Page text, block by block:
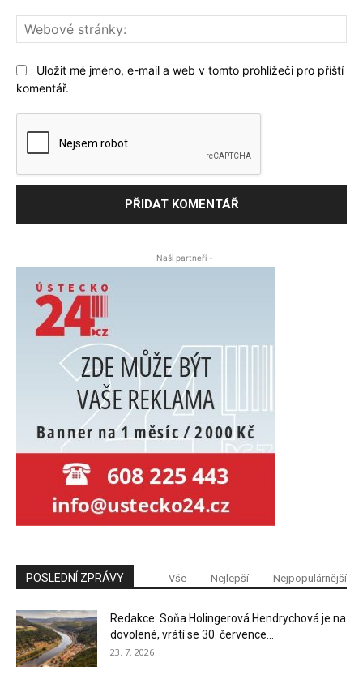
Uložit mé jméno, e-mail a web v tomto prohlížeči pro příští
komentář.
- Naši partneři -
POSLEDNÍ ZPRÁVY Vše Nejlepší Nejpopulárnější
Redakce: Soňa Holingerová Hendrychová je na
dovolené, vrátí se 30. července...
23. 7. 2026